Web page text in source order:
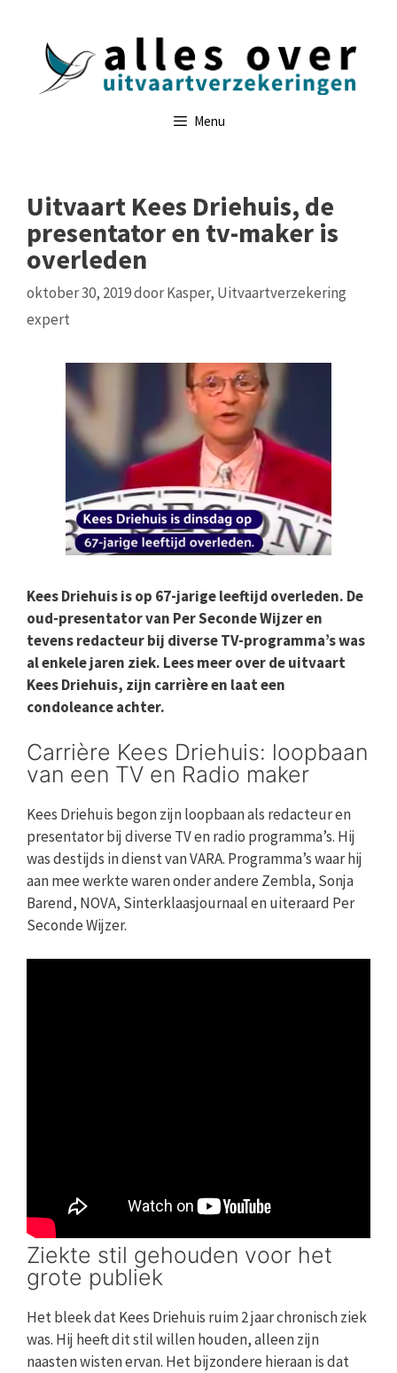
Menu
Uitvaart Kees Driehuis, de
presentator en tv-maker is
overleden
oktober 30, 2019doorKasper, Uitvaartverzekering
expert
Kees Driehuis is op 67-jarige leeftijd overleden. De
oud-presentator van Per Seconde Wijzer en
tevens redacteur bij diverse TV-programma’s was
al enkele jaren ziek. Lees meer over de uitvaart
Kees Driehuis, zijn carrière en laat een
condoleance achter.
Carrière Kees Driehuis: loopbaan
van een TV en Radio maker
Kees Driehuis begon zijn loopbaan als redacteur en
presentator bij diverse TV en radio programma’s. Hij
was destijds in dienst van VARA. Programma’s waar hij
aan mee werkte waren onder andere Zembla, Sonja
Barend, NOVA, Sinterklaasjournaal en uiteraard Per
Seconde Wijzer.
Ziekte stil gehouden voor het
grote publiek
Het bleek dat Kees Driehuis ruim 2 jaar chronisch ziek
was. Hij heeft dit stil willen houden, alleen zijn
naasten wisten ervan. Het bijzondere hieraan is dat